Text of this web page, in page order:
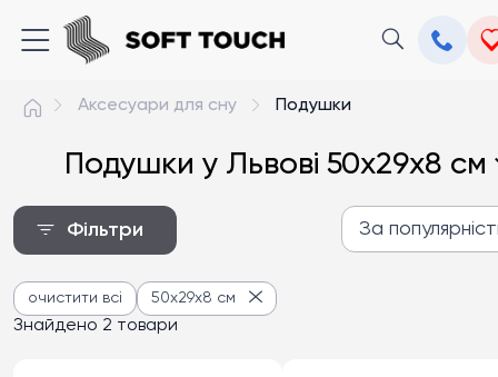
Аксесуари для сну Подушки
Подушки у Львові 50x29х8 см
Фільтри За
Знайдено 2 товари
очистити всі 50x29х8 см